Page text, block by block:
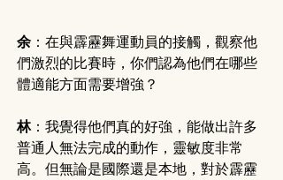
余 ：在與霹靂舞運動員的接觸，觀察他
們激烈的比賽時，你們認為他們在哪些
體適能方面需要增強？
林：我覺得他們真的好強，能做出許多
普通人無法完成的動作，靈敏度非常
高。但無論是國際還是本地，對於霹靂